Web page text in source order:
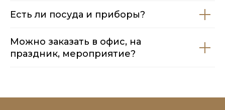
Есть ли посуда и приборы?
Можно заказать в офис, на
праздник, мероприятие?